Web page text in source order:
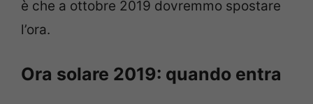
è che a ottobre 2019 dovremmo spostare
l’ora.
Ora solare 2019: quando entra